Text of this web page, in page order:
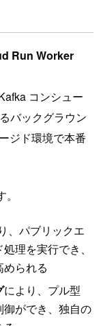
Run Worker
コンシュー
バックグラウン
ジド環境で本番
、パブリックエ
理を実行でき、
られる
により、プル型
ができ、独自の